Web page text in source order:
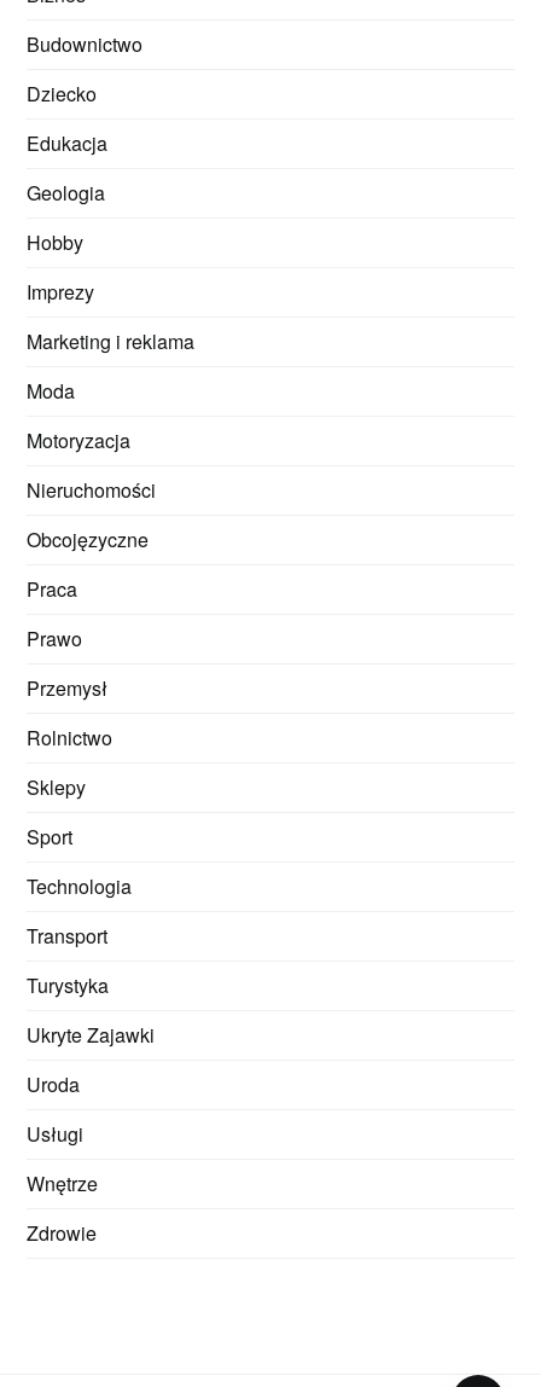
Budownictwo
Dziecko
Edukacja
Geologia
Hobby
Imprezy
Marketing i reklama
Moda
Motoryzacja
Nieruchomości
Obcojęzyczne
Praca
Prawo
Przemysł
Rolnictwo
Sklepy
Sport
Technologia
Transport
Turystyka
Ukryte Zajawki
Uroda
Usługi
Wnętrze
Zdrowie